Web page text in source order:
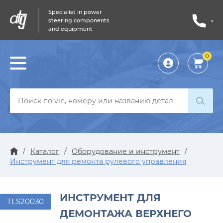
Specialist in power
steering components
and equipment
Личный
кабинет
0
/ Каталог / Оборудование и инструмент /
Инструмент для ремонта рулевого управления
TLS20030
ИНСТРУМЕНТ ДЛЯ
ДЕМОНТАЖА ВЕРХНЕГО